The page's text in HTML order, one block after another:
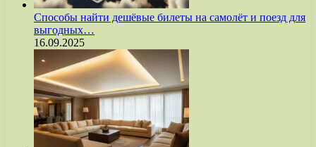
Способы найти дешёвые билеты на самолёт и поезд для
выгодных…
16.09.2025